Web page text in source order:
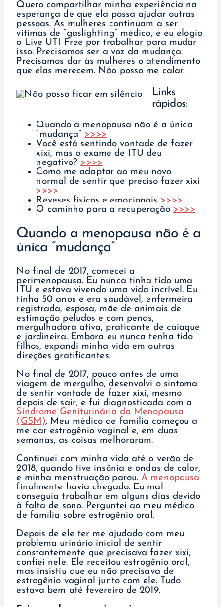
Quero compartilhar minha experiência na
esperança de que ela possa ajudar outras
pessoas. As mulheres continuam a ser
vítimas de “gaslighting” médico, e eu elogio
o Live UTI Free por trabalhar para mudar
isso. Precisamos ser a voz da mudança.
Precisamos dar às mulheres o atendimento
que elas merecem. Não posso me calar.
Links
rápidos:
Quando a menopausa não é a única
“mudança” >>>>
Você está sentindo vontade de fazer
xixi, mas o exame de ITU deu
negativo? >>>>
Como me adaptar ao meu novo
normal de sentir que preciso fazer xixi
>>>>
Reveses físicos e emocionais >>>>
O caminho para a recuperação >>>>
Quando a menopausa não é a
única “mudança”
No final de 2017, comecei a
perimenopausa. Eu nunca tinha tido uma
ITU e estava vivendo uma vida incrível. Eu
tinha 50 anos e era saudável, enfermeira
registrada, esposa, mãe de animais de
estimação peludos e com penas,
mergulhadora ativa, praticante de caiaque
e jardineira. Embora eu nunca tenha tido
filhos, expandi minha vida em outras
direções gratificantes.
No final de 2017, pouco antes de uma
viagem de mergulho, desenvolvi o sintoma
de sentir vontade de fazer xixi, mesmo
depois de sair, e fui diagnosticada com a
Síndrome Geniturinária da Menopausa
(GSM). Meu médico de família começou a
me dar estrogênio vaginal e, em duas
semanas, as coisas melhoraram.
Continuei com minha vida até o verão de
2018, quando tive insônia e ondas de calor,
e minha menstruação parou.A menopausa
finalmente havia chegado. Eu mal
conseguia trabalhar em alguns dias devido
à falta de sono. Perguntei ao meu médico
de família sobre estrogênio oral.
Depois de ele ter me ajudado com meu
problema urinário inicial de sentir
constantemente que precisava fazer xixi,
confiei nele. Ele receitou estrogênio oral,
mas insistiu que eu não precisava de
estrogênio vaginal junto com ele. Tudo
estava bem até fevereiro de 2019.